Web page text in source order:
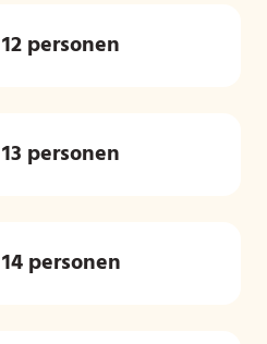
personen
personen
personen